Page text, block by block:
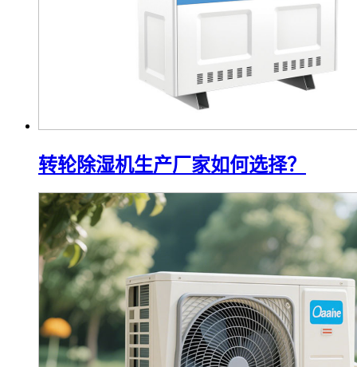
转轮除湿机生产厂家如何选择？